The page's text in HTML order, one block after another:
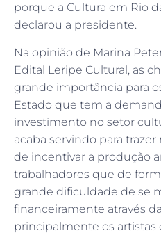
porque a Cultura em Rio
declarou a presidente.
Na opinião de Marina
Edital Leripe Cultural, as
grande importância para
Estado que tem a
investimento no setor
acaba servindo para
de incentivar a produção
trabalhadores que de
grande dificuldade de se
financeiramente através
principalmente os artistas